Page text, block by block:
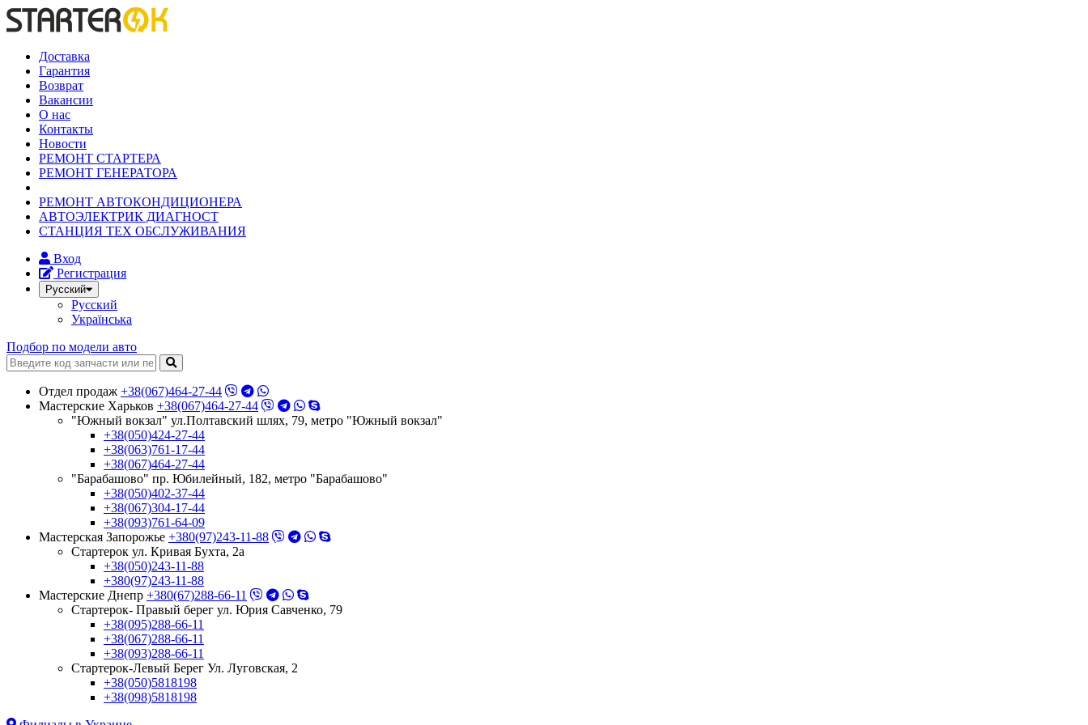
Доставка
Гарантия
Возврат
Вакансии
О нас
Контакты
Новости
РЕМОНТ СТАРТЕРА
РЕМОНТ ГЕНЕРАТОРА
РЕМОНТ АВТОКОНДИЦИОНЕРА
АВТОЭЛЕКТРИК ДИАГНОСТ
СТАНЦИЯ ТЕХ ОБСЛУЖИВАНИЯ
Вход
Регистрация
Русский
Русский
Українська
Подбор по модели авто
Отдел продаж +38(067)464-27-44
Мастерские Харьков +38(067)464-27-44
"Южный вокзал" ул.Полтавский шлях, 79, метро "Южный вокзал"
+38(050)424-27-44
+38(063)761-17-44
+38(067)464-27-44
"Барабашово" пр. Юбилейный, 182, метро "Барабашово"
+38(050)402-37-44
+38(067)304-17-44
+38(093)761-64-09
Мастерская Запорожье +380(97)243-11-88
Стартерок ул. Кривая Бухта, 2а
+38(050)243-11-88
+380(97)243-11-88
Мастерские Днепр +380(67)288-66-11
Стартерок- Правый берег ул. Юрия Савченко, 79
+38(095)288-66-11
+38(067)288-66-11
+38(093)288-66-11
Стартерок-Левый Берег Ул. Луговская, 2
+38(050)5818198
+38(098)5818198